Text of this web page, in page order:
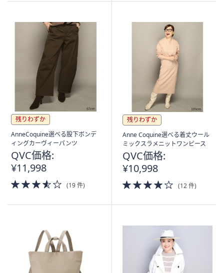
残りわずか
AnneCoquine選べる股下ボンデ
ィングカーヴィーパンツ
QVC価格:
¥11,998
3.5
of
(19 件)
残りわずか
Anne Coquine選べる着丈ウール
ミックスラメニットワンピース
QVC価格:
¥10,998
4.0
of
(12 件)